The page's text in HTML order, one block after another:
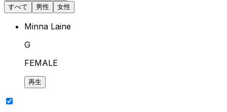
すべて
男性 女性
Minna Laine
G
FEMALE
再生